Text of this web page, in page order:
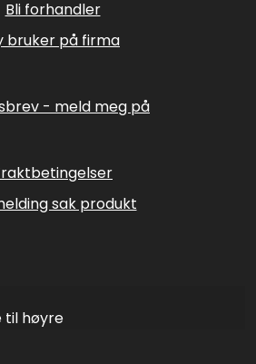
Bli forhandler
bruker på firma
- meld meg på
sak produkt
til høyre